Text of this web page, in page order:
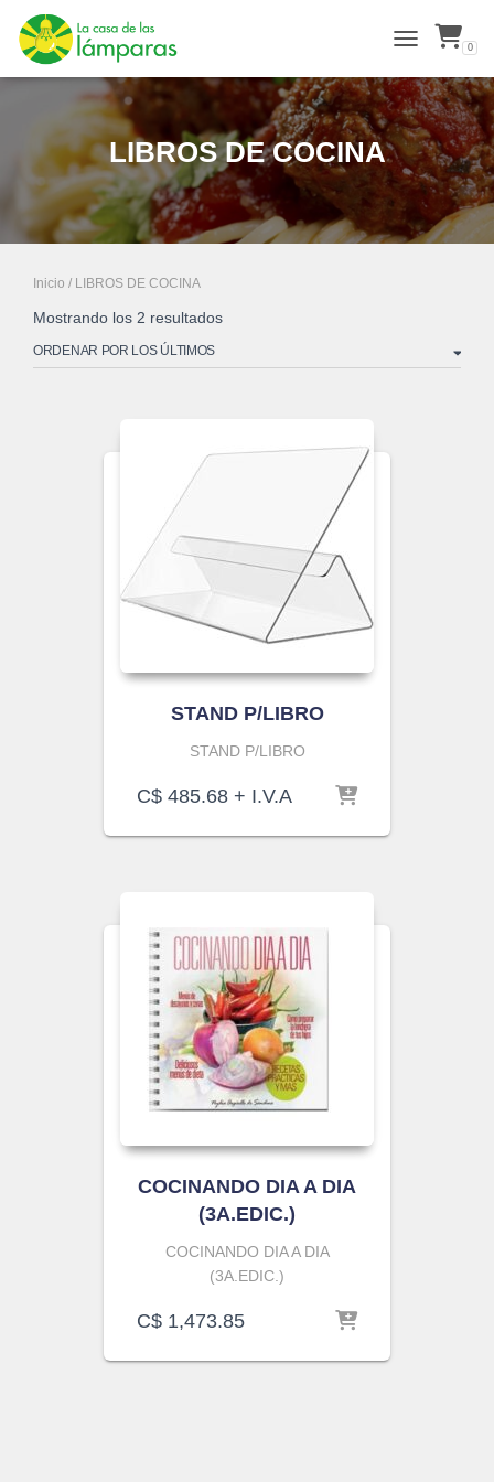
ALTERNAR
0
LIBROS DE COCINA
Inicio / LIBROS DE COCINA
Mostrando los 2 resultadosOrdenado
los
STAND P/LIBRO
STAND P/LIBRO
C$ 485.68 + I.V.A
COCINANDO DIA A DIA
(3A.EDIC.)
COCINANDO DIA A DIA
(3A.EDIC.)
C$ 1,473.85